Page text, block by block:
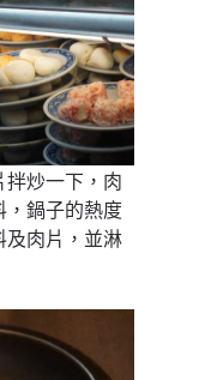
拌炒一下，肉
，鍋子的熱度
及肉片，並淋